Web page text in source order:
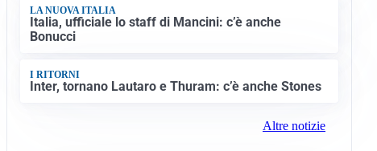
LA NUOVA ITALIA
Italia, ufficiale lo staff di Mancini: c’è anche
Bonucci
I RITORNI
Inter, tornano Lautaro e Thuram: c’è anche Stones
Altre notizie